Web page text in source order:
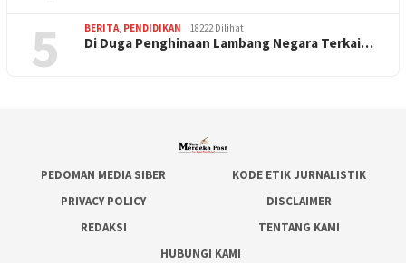
5 BERITA PENDIDIKAN 18222 Dilihat
Di Duga Penghinaan Lambang Negara Terkai…
PEDOMAN MEDIA SIBER
KODE ETIK JURNALISTIK
PRIVACY POLICY
DISCLAIMER
REDAKSI
TENTANG KAMI
HUBUNGI KAMI